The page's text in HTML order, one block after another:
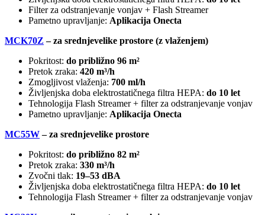
Filter za odstranjevanje vonjav + Flash Streamer
Pametno upravljanje: Aplikacija Onecta
MCK70Z – za srednjevelike prostore (z vlaženjem)
Pokritost: do približno 96 m²
Pretok zraka: 420 m³/h
Zmogljivost vlaženja: 700 ml/h
Življenjska doba elektrostatičnega filtra HEPA: do 10 let
Tehnologija Flash Streamer + filter za odstranjevanje vonjav
Pametno upravljanje: Aplikacija Onecta
MC55W– za srednjevelike prostore
Pokritost: do približno 82 m²
Pretok zraka: 330 m³/h
Zvočni tlak: 19–53 dBA
Življenjska doba elektrostatičnega filtra HEPA: do 10 let
Tehnologija Flash Streamer + filter za odstranjevanje vonjav